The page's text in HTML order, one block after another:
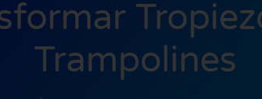
Trampolines